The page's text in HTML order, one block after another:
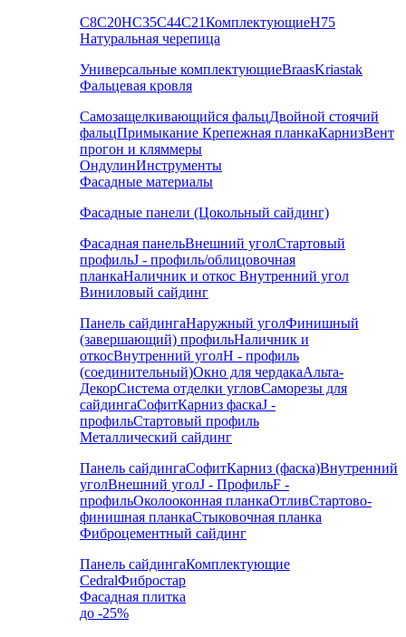
С8С20НС35С44С21КомплектующиеН75
Натуральная черепица
Универсальные комплектующиеBraasKriastak
Фальцевая кровля
Самозащелкивающийся фальцДвойной стоячий
фальцПримыкание Крепежная планкаКарнизВент
прогон и кляммеры
ОндулинИнструменты
Фасадные материалы
Фасадные панели (Цокольный сайдинг)
Фасадная панельВнешний уголСтартовый
профильJ - профиль/облицовочная
планкаНаличник и откос Внутренний угол
Виниловый сайдинг
Панель сайдингаНаружный уголФинишный
(завершающий) профильНаличник и
откосВнутренний уголH - профиль
(соединительный)Окно для чердакаАльта-
ДекорСистема отделки угловСаморезы для
сайдингаСофитКарниз фаскаJ -
профильСтартовый профиль
Металлический сайдинг
Панель сайдингаСофитКарниз (фаска)Внутренний
уголВнешний уголJ - ПрофильF -
профильОколооконная планкаОтливСтартово-
финишная планкаСтыковочная планка
Фиброцементный сайдинг
Панель сайдингаКомплектующие
CedralФибростар
Фасадная плитка
до -25%